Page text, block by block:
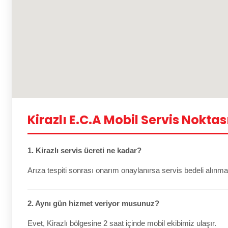
Kirazlı E.C.A Mobil Servis
1. Kirazlı servis ücreti ne kadar?
Arıza tespiti sonrası onarım onaylanırsa servis bedeli
2. Aynı gün hizmet veriyor musunuz?
Evet, Kirazlı bölgesine 2 saat içinde mobil ekibimiz ulaşır.